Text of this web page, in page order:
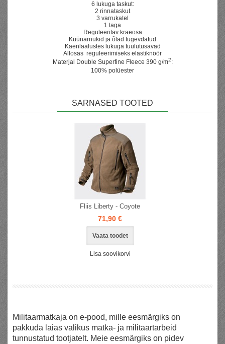
6 lukuga taskut:
2 rinnataskut
3 varrukatel
1 taga
Reguleeritav kraeosa
Küünarnukid ja õlad tugevdatud
Kaenlaalustes lukuga tuulutusavad
Allosas reguleerimiseks elastiknöör
Materjal Double Superfine Fleece 390 g/m2:
100% polüester
SARNASED TOOTED
Fliis Liberty - Coyote
71,90 €
Vaata toodet
Lisa soovikorvi
Militaarmatkaja on e-pood, mille eesmärgiks on
pakkuda laias valikus matka- ja militaartarbeid
tunnustatud tootjatelt. Meie eesmärgiks on pidev